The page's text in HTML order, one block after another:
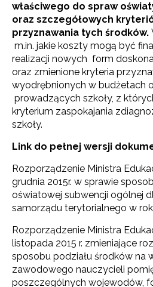
właściwego do spraw
oraz szczegółowych
przyznawania tych środków.
m.in. jakie koszty mogą być
realizacji nowych form
oraz zmienione kryteria
wyodrębnionych w budżetach
prowadzących szkoły, z
kryterium zaspokajania
szkoły.
Link do pełnej wersji
Rozporządzenie Ministra
grudnia 2015r. w sprawie
oświatowej subwencji ogólnej
samorządu terytorialnego w
Rozporządzenie Ministra
listopada 2015 r. zmieniające
sposobu podziału środków na
zawodowego nauczycieli
poszczególnych wojewodów,